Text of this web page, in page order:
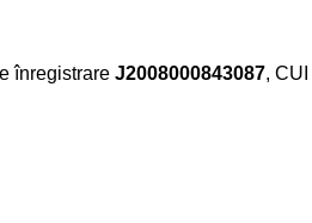
înregistrare J2008000843087, CUI